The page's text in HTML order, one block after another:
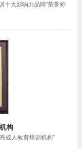
十大影响力品牌”荣誉称
构
成人教育培训机构”